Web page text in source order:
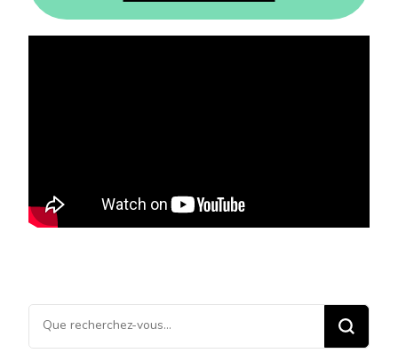
Vous
recherchiez